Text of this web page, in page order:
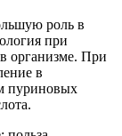
роль в
при
организме. При
в
пуриновых